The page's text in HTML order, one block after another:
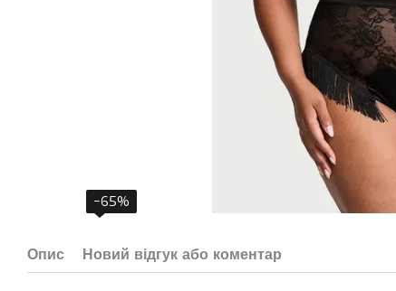
−65%
Опис Новий відгук або коментар